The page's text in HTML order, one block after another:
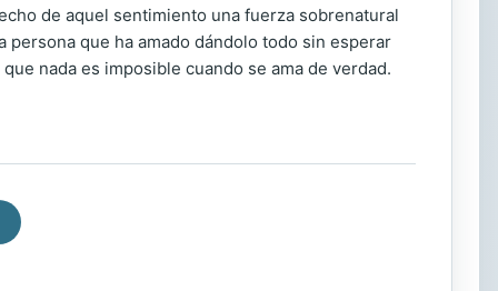
de aquel sentimiento una fuerza sobrenatural
que ha amado dándolo todo sin esperar
nada es imposible cuando se ama de verdad.